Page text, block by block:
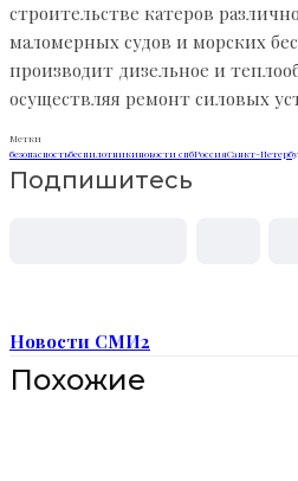
строительстве катеров
маломерных судов и морских
производит дизельное и
осуществляя ремонт силовых
Метки
безопасностьбеспилотникиновости спбРоссияСанкт-
Подпишитесь
Новости СМИ2
Похожие